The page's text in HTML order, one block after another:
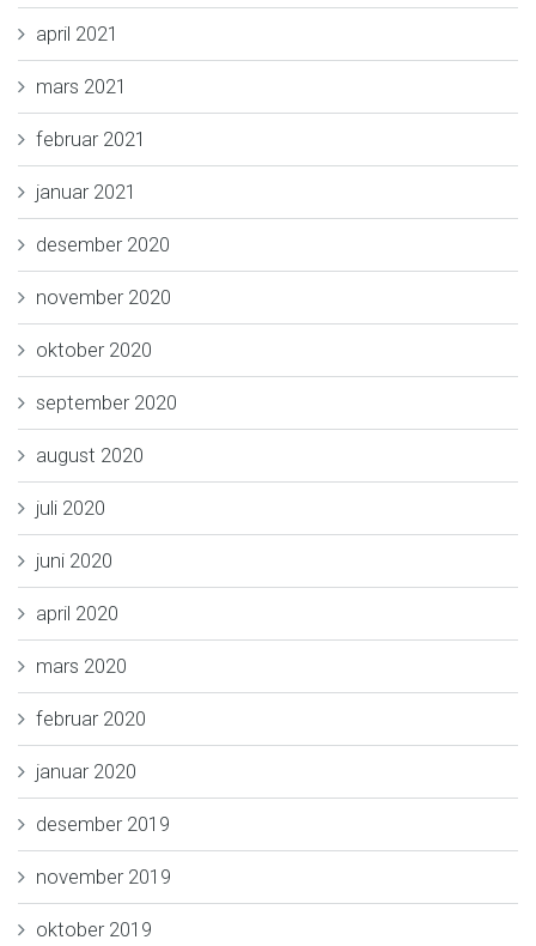
april 2021
mars 2021
februar 2021
januar 2021
desember 2020
november 2020
oktober 2020
september 2020
august 2020
juli 2020
juni 2020
april 2020
mars 2020
februar 2020
januar 2020
desember 2019
november 2019
oktober 2019